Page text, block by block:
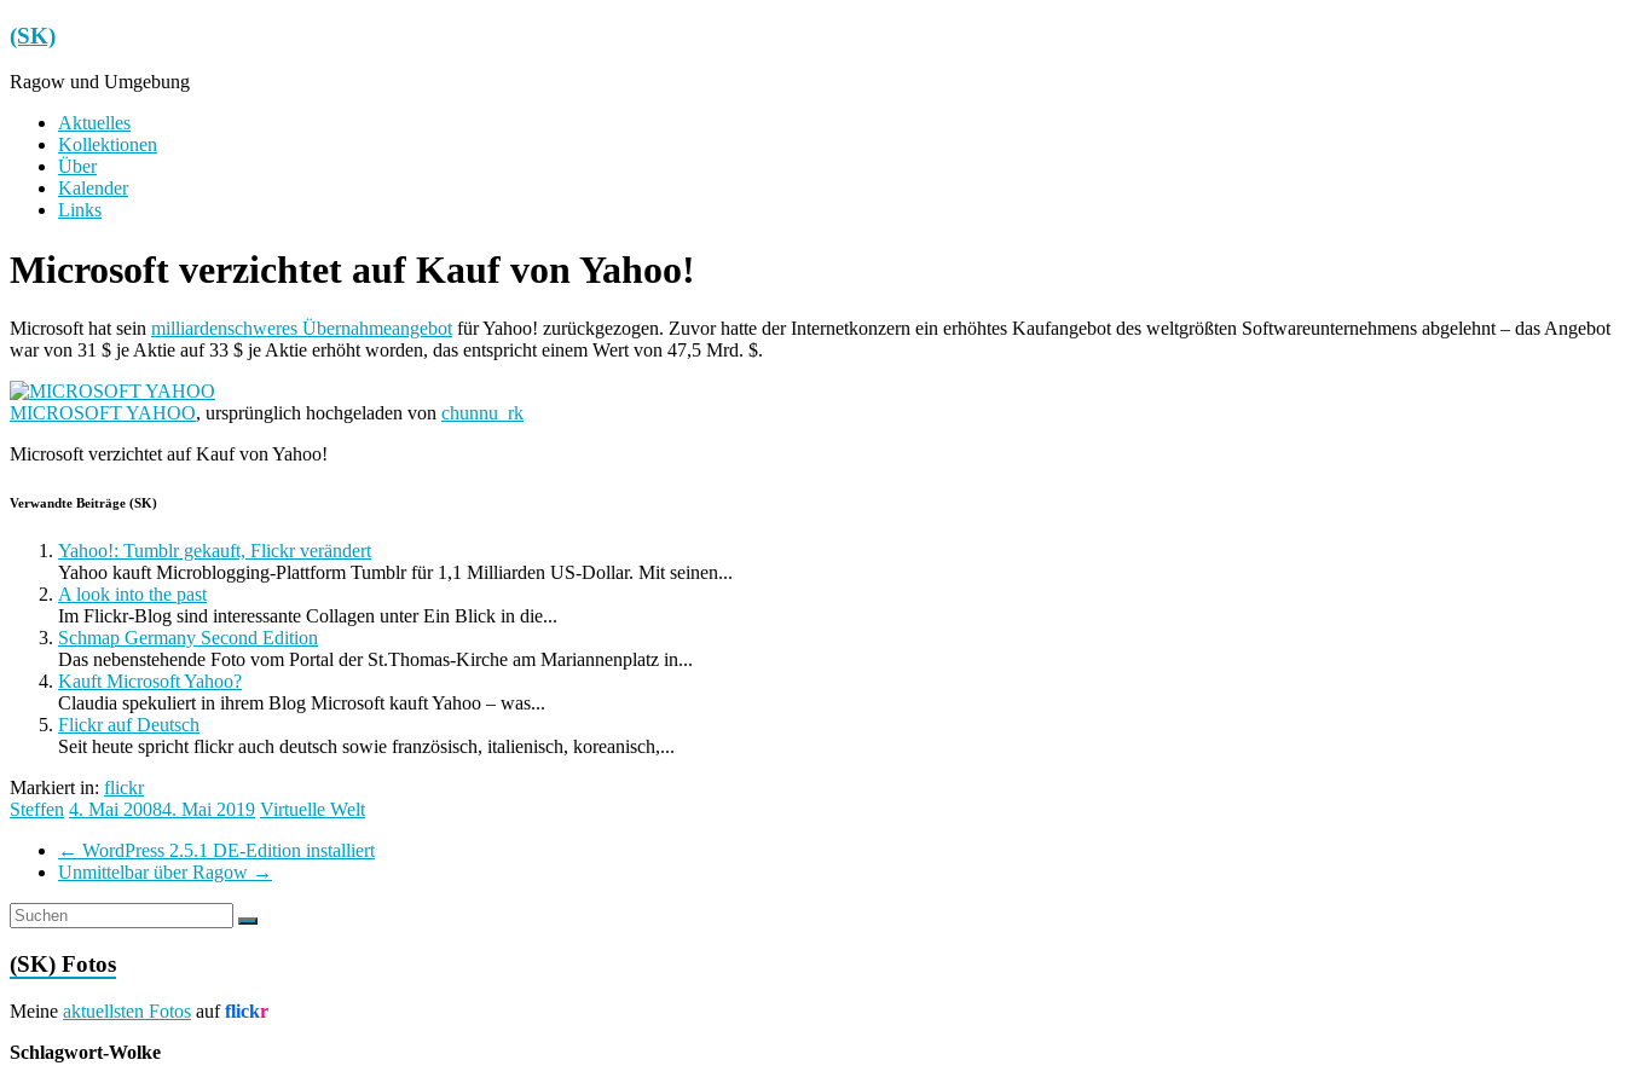
Zum
Inhalt
springen
(SK)
Ragow und Umgebung
Menü
Aktuelles
Kollektionen
Über
Kalender
Links
Microsoft verzichtet auf Kauf von Yahoo!
Microsoft hat sein milliardenschweres Übernahmeangebot für Yahoo! zurückgezogen. Zuvor hatte der Internetkonzern ein erhöhtes Kaufangebot des weltgrößten Softwareunternehmens abgelehnt – das Angebot
war von 31 $ je Aktie auf 33 $ je Aktie erhöht worden, das entspricht einem Wert von 47,5 Mrd. $.
MICROSOFT YAHOO, ursprünglich hochgeladen von chunnu_rk
Microsoft verzichtet auf Kauf von Yahoo!
Verwandte Beiträge (SK)
Yahoo!: Tumblr gekauft, Flickr verändert
Yahoo kauft Microblogging-Plattform Tumblr für 1,1 Milliarden US-Dollar. Mit seinen...
A look into the past
Im Flickr-Blog sind interessante Collagen unter Ein Blick in die...
Schmap Germany Second Edition
Das nebenstehende Foto vom Portal der St.Thomas-Kirche am Mariannenplatz in...
Kauft Microsoft Yahoo?
Claudia spekuliert in ihrem Blog Microsoft kauft Yahoo – was...
Flickr auf Deutsch
Seit heute spricht flickr auch deutsch sowie französisch, italienisch, koreanisch,...
Markiert in: flickr
Steffen 4. Mai 20084. Mai 2019 Virtuelle Welt
← WordPress 2.5.1 DE-Edition installiert
Unmittelbar über Ragow →
(SK) Fotos
Meine aktuellsten Fotos aufflickr
Schlagwort-Wolke